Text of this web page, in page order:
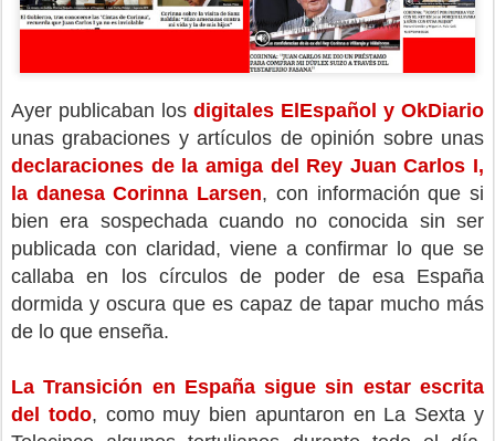
Ayer publicaban los digitales ElEspañol y OkDiario
unas grabaciones y artículos de opinión sobre unas
declaraciones de la amiga del Rey Juan Carlos I,
la danesa Corinna Larsen, con información que si
bien era sospechada cuando no conocida sin ser
publicada con claridad, viene a confirmar lo que se
callaba en los círculos de poder de esa España
dormida y oscura que es capaz de tapar mucho más
de lo que enseña.
La Transición en España sigue sin estar escrita
del todo, como muy bien apuntaron en La Sexta y